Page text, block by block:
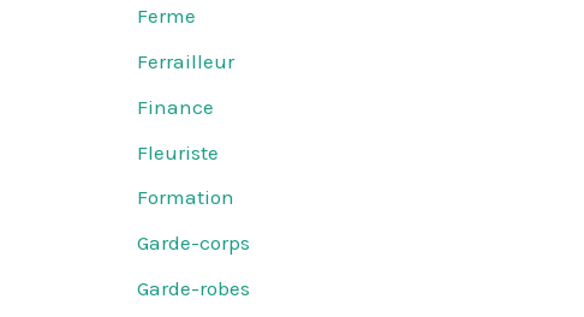
Ferme
Ferrailleur
Finance
Fleuriste
Formation
Garde-corps
Garde-robes